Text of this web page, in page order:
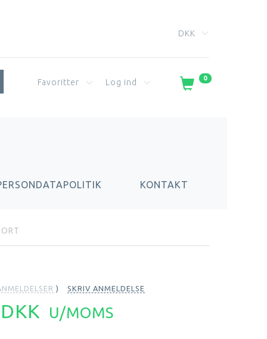
DKK
0
Favoritter Log ind
KONTAKT
SKRIV ANMELDELSE
U/MOMS